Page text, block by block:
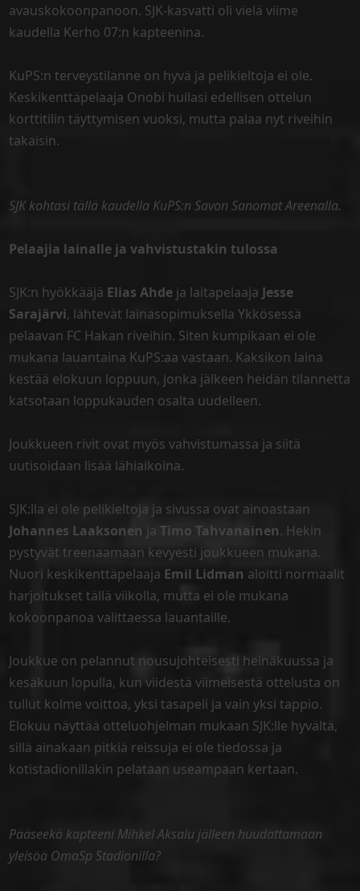
avauskokoonpanoon. SJK-kasvatti oli vielä viime
kaudella Kerho 07:n kapteenina.
KuPS:n terveystilanne on hyvä ja pelikieltoja ei ole.
Keskikenttäpelaaja Onobi huilasi edellisen ottelun
korttitilin täyttymisen vuoksi, mutta palaa nyt riveihin
takaisin.
SJK kohtasi tällä kaudella KuPS:n Savon Sanomat Areenalla.
Pelaajia lainalle ja vahvistustakin tulossa
SJK:n hyökkääjä Elias Ahde ja laitapelaaja Jesse
Sarajärvi, lähtevät lainasopimuksella Ykkösessä
pelaavan FC Hakan riveihin. Siten kumpikaan ei ole
mukana lauantaina KuPS:aa vastaan. Kaksikon laina
kestää elokuun loppuun, jonka jälkeen heidän tilannetta
katsotaan loppukauden osalta uudelleen.
Joukkueen rivit ovat myös vahvistumassa ja siitä
uutisoidaan lisää lähiaikoina.
SJK:lla ei ole pelikieltoja ja sivussa ovat ainoastaan
Johannes Laaksonen jaTimo Tahvanainen. Hekin
pystyvät treenaamaan kevyesti joukkueen mukana.
Nuori keskikenttäpelaaja Emil Lidman aloitti normaalit
harjoitukset tällä viikolla, mutta ei ole mukana
kokoonpanoa valittaessa lauantaille.
Joukkue on pelannut nousujohteisesti heinäkuussa ja
kesäkuun lopulla, kun viidestä viimeisestä ottelusta on
tullut kolme voittoa, yksi tasapeli ja vain yksi tappio.
Elokuu näyttää otteluohjelman mukaan SJK:lle hyvältä,
sillä ainakaan pitkiä reissuja ei ole tiedossa ja
kotistadionillakin pelataan useampaan kertaan.
Pääseekö kapteeni Mihkel Aksalu jälleen huudattamaan
yleisöä OmaSp Stadionilla?